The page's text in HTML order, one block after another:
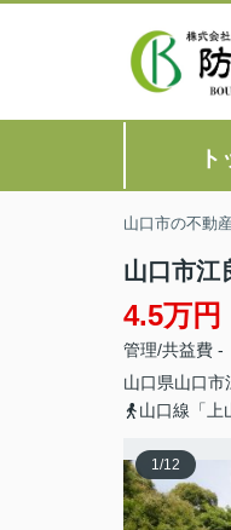
山口市の不動
山口市江
4.5万円
管理/共益費 -
山口県山口市
山口線「上
1/12